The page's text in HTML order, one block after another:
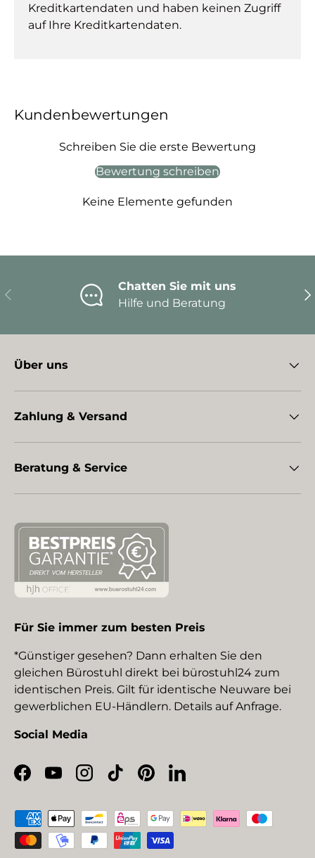
Kreditkartendaten und haben keinen Zugriff
auf Ihre Kreditkartendaten.
Kundenbewertungen
Schreiben Sie die erste Bewertung
Bewertung schreiben
Keine Elemente gefunden
Vorherige
Chatten Sie mit uns
Hilfe und Beratung
Über uns
Zahlung & Versand
Beratung & Service
Für Sie immer zum besten Preis
*Günstiger gesehen? Dann erhalten Sie den
gleichen Bürostuhl direkt bei bürostuhl24 zum
identischen Preis. Gilt für identische Neuware bei
gewerblichen EU-Händlern. Details auf Anfrage.
Social Media
Facebook
YouTubeInstagram
TikTokPinterestLinkedIn
Zahlungsmethoden